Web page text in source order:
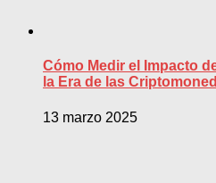
Cómo Medir el Impacto
la Era de las
13 marzo 2025